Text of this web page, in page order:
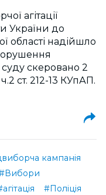
агітації
України до
області надійшло
скеровано 2
ст. 212-13 КУпАП.
кампанія
#Поліція